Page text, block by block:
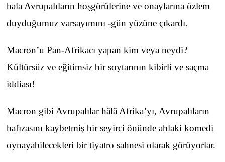
hala Avrupalıların hoşgörülerine ve onaylarına özlem
duyduğumuz varsayımını -gün yüzüne çıkardı.
Macron’u Pan-Afrikacı yapan kim veya neydi?
Kültürsüz ve eğitimsiz bir soytarının kibirli ve saçma
iddiası!
Macron gibi Avrupalılar hâlâ Afrika’yı, Avrupalıların
hafızasını kaybetmiş bir seyirci önünde ahlaki komedi
oynayabilecekleri bir tiyatro sahnesi olarak görüyorlar.